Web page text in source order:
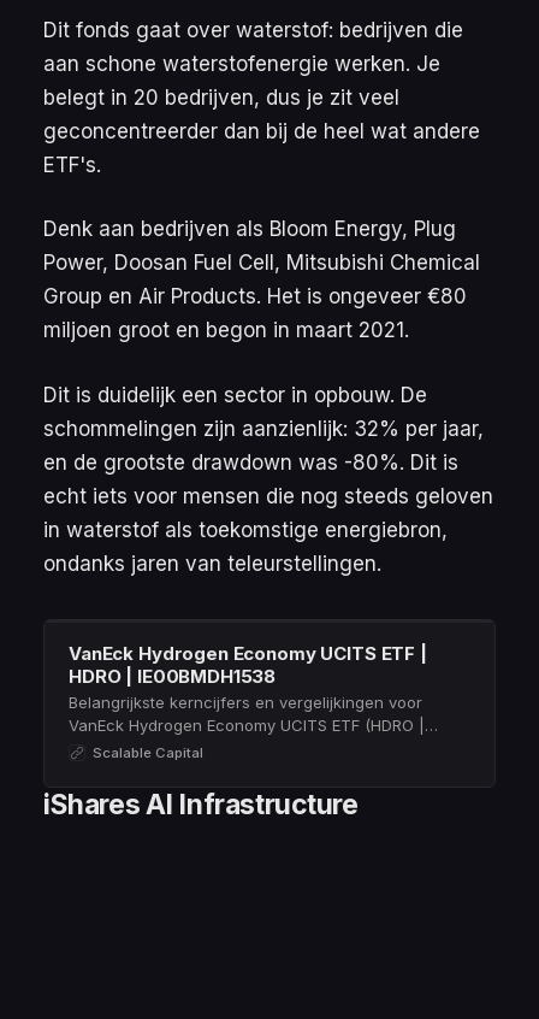
Dit fonds gaat over waterstof: bedrijven die
aan schone waterstofenergie werken. Je
belegt in 20 bedrijven, dus je zit veel
geconcentreerder dan bij de heel wat andere
ETF's.
Denk aan bedrijven als Bloom Energy, Plug
Power, Doosan Fuel Cell, Mitsubishi Chemical
Group en Air Products. Het is ongeveer €80
miljoen groot en begon in maart 2021.
Dit is duidelijk een sector in opbouw. De
schommelingen zijn aanzienlijk: 32% per jaar,
en de grootste drawdown was -80%. Dit is
echt iets voor mensen die nog steeds geloven
in waterstof als toekomstige energiebron,
ondanks jaren van teleurstellingen.
VanEck Hydrogen Economy UCITS ETF |
HDRO | IE00BMDH1538
Belangrijkste kerncijfers en vergelijkingen voor
VanEck Hydrogen Economy UCITS ETF (HDRO |
IE00BMDH1538) ➤ justETF – Dé ETF-screener
Scalable Capital
iShares AI Infrastructure